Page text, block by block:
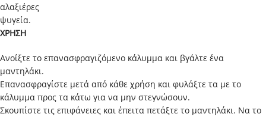
αλαξιέρες
ψυγεία.
ΧΡΗΣΗ
Ανοίξτε το επανασφραγιζόμενο κάλυμμα και βγάλτε ένα
μαντηλάκι.
Επανασφραγίστε μετά από κάθε χρήση και φυλάξτε τα με το
κάλυμμα προς τα κάτω για να μην στεγνώσουν.
Σκουπίστε τις επιφάνειες και έπειτα πετάξτε το μαντηλάκι. Να το